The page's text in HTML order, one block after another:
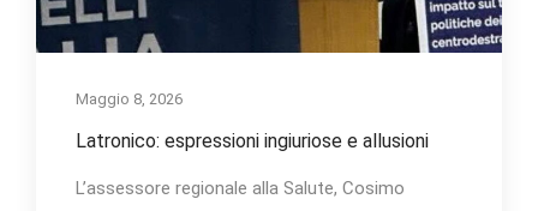
Maggio 8, 2026
Latronico: espressioni ingiuriose e allusioni
L’assessore regionale alla Salute, Cosimo